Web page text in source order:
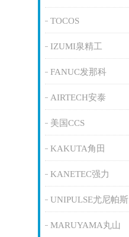
TOCOS
IZUMI泉精工
FANUC发那科
AIRTECH安泰
美国CCS
KAKUTA角田
KANETEC强力
UNIPULSE尤尼帕斯
MARUYAMA丸山